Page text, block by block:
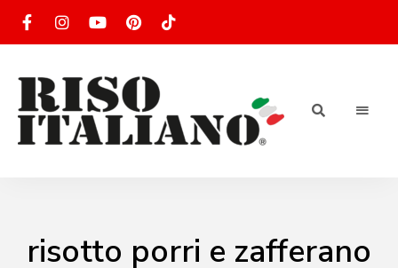
Ricettario
risotto porri e zafferano